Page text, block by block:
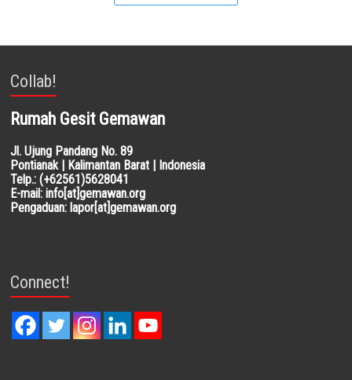
Collab!
Rumah Gesit Gemawan
Jl. Ujung Pandang No. 89
Pontianak | Kalimantan Barat | Indonesia
Telp.: (+62561)5628041
E-mail: info[at]gemawan.org
Pengaduan: lapor[at]gemawan.org
Connect!